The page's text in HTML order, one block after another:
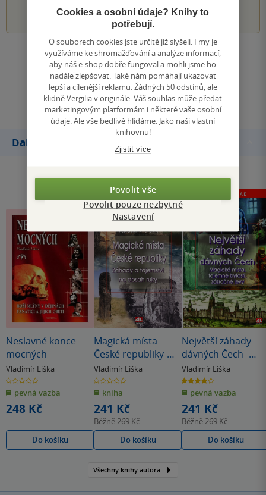
5
Zobrazit všechna hodnocení
Přidat hodnocení
Další knihy autora
Neslavné konce
mocných
Vladimír Liška
0.0
z
5
hvězdiček
pevná vazba
248 Kč
Do košíku
Magická místa
České republiky-
Záhady a tajemství
na dosah ruky
Vladimír Liška
0.0
z
5
hvězdiček
kniha
241 Kč
Běžně 269 Kč
Do košíku
Největší záhady
dávných Čech -
magická místa,
tajemné bytosti,
zázračné jevy
Vladimír Liška
4.0
z
5
hvězdiček
pevná vazba
241 Kč
Běžně 269 Kč
Do košíku
Všechny knihy autora
Cookies a osobní údaje? Knihy to
potřebují.
O souborech cookies jste určitě již slyšeli. I my je
využíváme ke shromažďování a analýze informací,
aby náš e-shop dobře fungoval a mohli jsme ho
nadále zlepšovat. Také nám pomáhají ukazovat
lepší a cílenější reklamu. Žádných 50 odstínů, ale
klidně Vergilia v originále. Váš souhlas může předat
marketingovým platformám i některé vaše osobní
údaje. Ale vše bedlivě hlídáme. Jako naši vlastní
knihovnu!
Zjistit více
Povolit vše
Povolit pouze nezbytné
Nastavení